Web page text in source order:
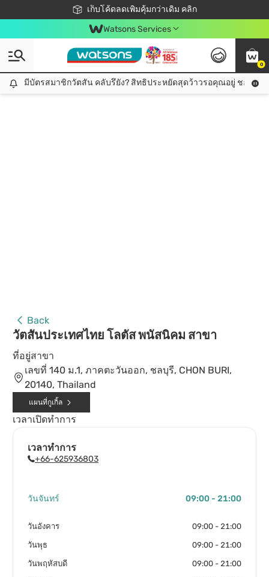
เก็บโค้ดลดเพิ่มคุ้มกว่าเดิม คลิก
ชอปออนไลน์ครั้งแรก ลดเพิ่มจุก ๆ 10%! 🎉
📦ส่งฟรี! เมื่อชอป 499฿
สมาชิกวัตสัน คลับดียังไง?
Watsons Services
0
มีบัตรสมาชิกวัตสัน คลับรึยัง? สิทธิประหยัดสุดว้าวรอคุณอยู่ ชอปคุ้มกว่าเดิม คลิก!
มีบัตรสมาชิกวัตสัน คลับรึยัง? สิทธิประหยัดสุดว้าวรอคุณอยู่ ชอปคุ้มก
Back
วัตสันประเทศไทย โลตัส พนัสนิคม สาขา
ที่อยู่สาขา
เลขที่ 140 ม.1, ภาคตะวันออก, ชลบุรี, CHON BURI,
20140, Thailand
แผนที่กูเกิ้ล
เวลาเปิดทำการ
เวลาทำการ
+66-625936803
วันจันทร์ 09:00 - 21:00
วันอังคาร 09:00 - 21:00
วันพุธ 09:00 - 21:00
วันพฤหัสบดี 09:00 - 21:00